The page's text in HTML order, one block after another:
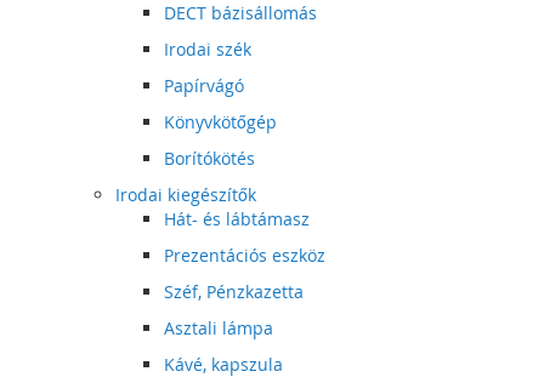
DECT bázisállomás
Irodai szék
Papírvágó
Könyvkötőgép
Borítókötés
Irodai kiegészítők
Hát- és lábtámasz
Prezentációs eszköz
Széf, Pénzkazetta
Asztali lámpa
Kávé, kapszula